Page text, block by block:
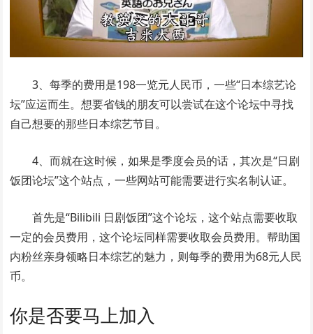
3、每季的费用是198一览元人民币，一些“日本综艺论
坛”应运而生。想要省钱的朋友可以尝试在这个论坛中寻找
自己想要的那些日本综艺节目。
4、而就在这时候，如果是季度会员的话，其次是“日剧
饭团论坛”这个站点，一些网站可能需要进行实名制认证。
首先是“Bilibili 日剧饭团”这个论坛，这个站点需要收取
一定的会员费用，这个论坛同样需要收取会员费用。帮助国
内粉丝亲身领略日本综艺的魅力，则每季的费用为68元人民
币。
你是否要马上加入